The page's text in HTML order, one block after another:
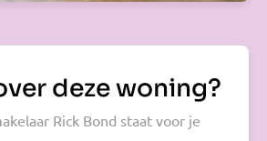
deze woning?
Rick Bond staat voor je